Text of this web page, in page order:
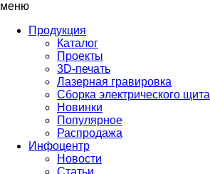
меню
Продукция
Каталог
Проекты
3D-печать
Лазерная гравировка
Сборка электрического щита
Новинки
Популярное
Распродажа
Инфоцентр
Новости
Статьи